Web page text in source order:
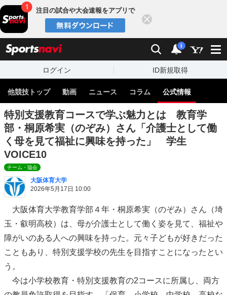
注目の試合や大会速報をアプリで
検索 通知
i
ログイン ID新規取得
他競技トップ 動画 ニュース コラム 公式情報
特別支援教育コースで学ぶ魅力とは 教育学
部・桐原希実（のぞみ）さん「介護士として働
く母を見て福祉に興味を持った」 学生
VOICE10
チーム・協会
大阪体育大学
2026年5月17日 10:00
大阪体育大学教育学部４年・桐原希実（のぞみ）さん（埼
玉・叡明高校）は、母が介護士として働く姿を見て、福祉や
障がいのある人への興味を持った。元々子どもが好きだった
こともあり、特別支援学校の先生を目指すことになったとい
う。
今は小学校教育・特別支援教育の2コースに所属し、両方